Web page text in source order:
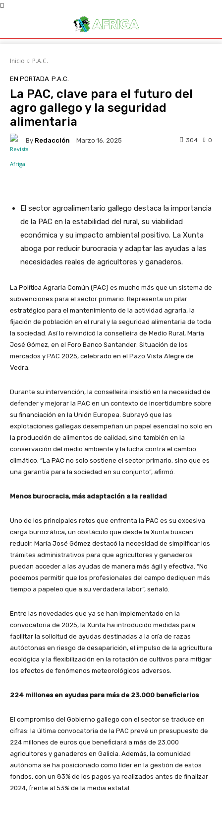
Inicio P.A.C.
EN PORTADA P.A.C.
La PAC, clave para el futuro del
agro gallego y la seguridad
alimentaria
By Redacción Marzo 16, 2025 0
304
El sector agroalimentario gallego destaca la importancia
de la PAC en la estabilidad del rural, su viabilidad
económica y su impacto ambiental positivo. La Xunta
aboga por reducir burocracia y adaptar las ayudas a las
necesidades reales de agricultores y ganaderos.
La Política Agraria Común (PAC) es mucho más que un sistema de
subvenciones para el sector primario. Representa un pilar
estratégico para el mantenimiento de la actividad agraria, la
fijación de población en el rural y la seguridad alimentaria de toda
la sociedad. Así lo reivindicó la conselleira de Medio Rural, María
José Gómez, en el Foro Banco Santander: Situación de los
mercados y PAC 2025, celebrado en el Pazo Vista Alegre de
Vedra.
Durante su intervención, la conselleira insistió en la necesidad de
defender y mejorar la PAC en un contexto de incertidumbre sobre
su financiación en la Unión Europea. Subrayó que las
explotaciones gallegas desempeñan un papel esencial no solo en
la producción de alimentos de calidad, sino también en la
conservación del medio ambiente y la lucha contra el cambio
climático. “La PAC no solo sostiene el sector primario, sino que es
una garantía para la sociedad en su conjunto”, afirmó.
Menos burocracia, más adaptación a la realidad
Uno de los principales retos que enfrenta la PAC es su excesiva
carga burocrática, un obstáculo que desde la Xunta buscan
reducir. María José Gómez destacó la necesidad de simplificar los
trámites administrativos para que agricultores y ganaderos
puedan acceder a las ayudas de manera más ágil y efectiva. “No
podemos permitir que los profesionales del campo dediquen más
tiempo a papeleo que a su verdadera labor”, señaló.
Entre las novedades que ya se han implementado en la
convocatoria de 2025, la Xunta ha introducido medidas para
facilitar la solicitud de ayudas destinadas a la cría de razas
autóctonas en riesgo de desaparición, el impulso de la agricultura
ecológica y la flexibilización en la rotación de cultivos para mitigar
los efectos de fenómenos meteorológicos adversos.
224 millones en ayudas para más de 23.000 beneficiarios
El compromiso del Gobierno gallego con el sector se traduce en
cifras: la última convocatoria de la PAC prevé un presupuesto de
224 millones de euros que beneficiará a más de 23.000
agricultores y ganaderos en Galicia. Además, la comunidad
autónoma se ha posicionado como líder en la gestión de estos
fondos, con un 83% de los pagos ya realizados antes de finalizar
2024, frente al 53% de la media estatal.